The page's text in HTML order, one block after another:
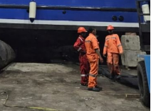
Rumah Sakit
Rubber